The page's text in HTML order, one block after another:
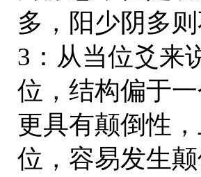
多，阳少阴多
3：从当位爻来
位，结构偏于
更具有颠倒性
位，容易发生颠